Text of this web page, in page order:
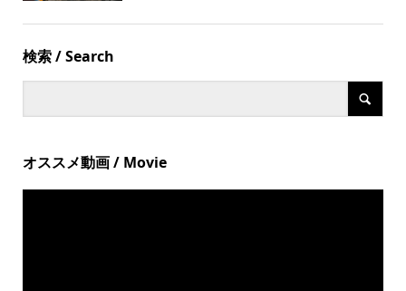
検索 / Search
オススメ動画 / Movie